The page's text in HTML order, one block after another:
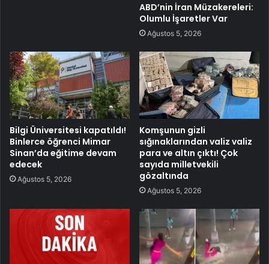
ABD’nin İran Müzakereleri:
Olumlu İşaretler Var
Ağustos 5, 2026
Bilgi Üniversitesi kapatıldı!
Binlerce öğrenci Mimar
Sinan’da eğitime devam
edecek
Ağustos 5, 2026
Komşunun gizli
sığınaklarından valiz valiz
para ve altın çıktı! Çok
sayıda milletvekili
gözaltında
Ağustos 5, 2026